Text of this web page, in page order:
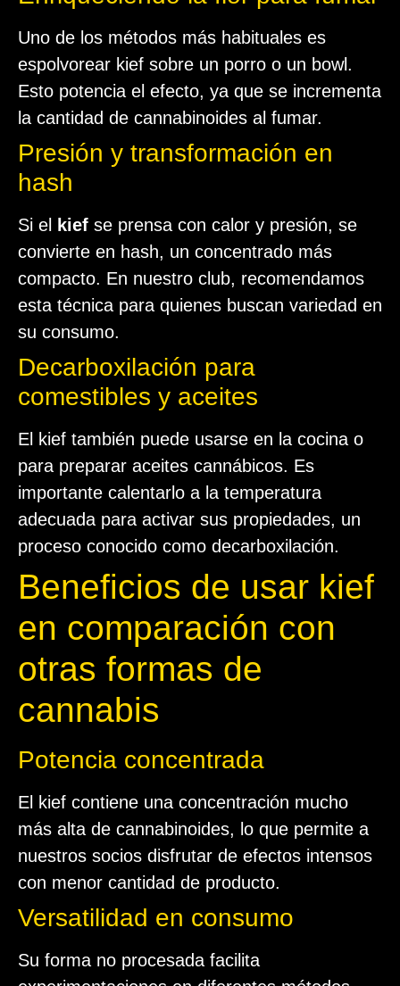
Uno de los métodos más habituales es
espolvorear kief sobre un porro o un bowl.
Esto potencia el efecto, ya que se incrementa
la cantidad de cannabinoides al fumar.
Presión y transformación en
hash
Si el kief se prensa con calor y presión, se
convierte en hash, un concentrado más
compacto. En nuestro club, recomendamos
esta técnica para quienes buscan variedad en
su consumo.
Decarboxilación para
comestibles y aceites
El kief también puede usarse en la cocina o
para preparar aceites cannábicos. Es
importante calentarlo a la temperatura
adecuada para activar sus propiedades, un
proceso conocido como decarboxilación.
Beneficios de usar kief
en comparación con
otras formas de
cannabis
Potencia concentrada
El kief contiene una concentración mucho
más alta de cannabinoides, lo que permite a
nuestros socios disfrutar de efectos intensos
con menor cantidad de producto.
Versatilidad en consumo
Su forma no procesada facilita